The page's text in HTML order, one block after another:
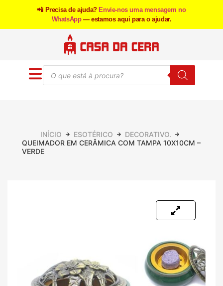
📲 Precisa de ajuda? Envie-nos uma mensagem no
WhatsApp — estamos aqui para o ajudar.
INÍCIO ESOTÉRICO
DECORATIVO.
QUEIMADOR EM CERÂMICA COM TAMPA 10X10CM –
VERDE